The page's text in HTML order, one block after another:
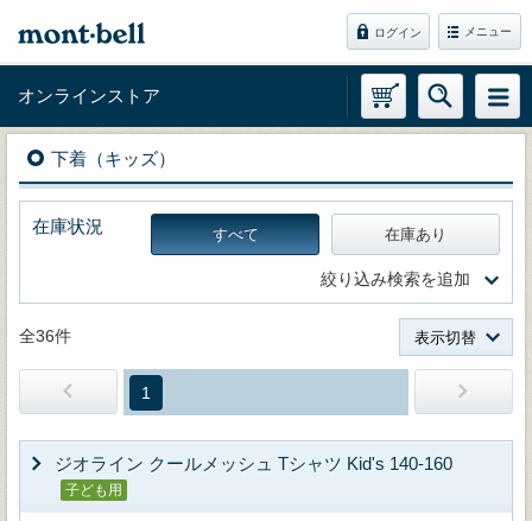
ログイン メニュー
オンラインストア
下着（キッズ）
在庫状況 すべて 在庫あり
絞り込み検索を追加
全36件 表示切替
1
ジオライン クールメッシュ Tシャツ Kid's 140-160
子ども用